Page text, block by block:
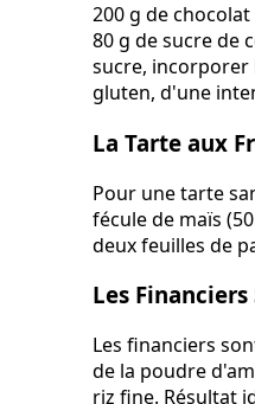
200 g de
80 g de sucre de
sucre, incorporer
gluten, d'une
La Tarte aux
Pour une tarte
fécule de maïs
deux feuilles de
Les
Les financiers
de la poudre
riz fine. Résultat